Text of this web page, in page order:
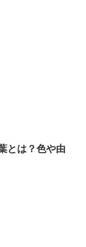
とは？色や由